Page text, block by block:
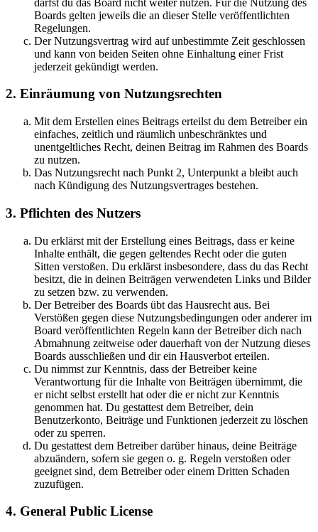
Boards gelten jeweils die an dieser Stelle veröffentlichten
Regelungen.
Der Nutzungsvertrag wird auf unbestimmte Zeit geschlossen
und kann von beiden Seiten ohne Einhaltung einer Frist
jederzeit gekündigt werden.
2. Einräumung von Nutzungsrechten
Mit dem Erstellen eines Beitrags erteilst du dem Betreiber ein
einfaches, zeitlich und räumlich unbeschränktes und
unentgeltliches Recht, deinen Beitrag im Rahmen des Boards
zu nutzen.
Das Nutzungsrecht nach Punkt 2, Unterpunkt a bleibt auch
nach Kündigung des Nutzungsvertrages bestehen.
3. Pflichten des Nutzers
Du erklärst mit der Erstellung eines Beitrags, dass er keine
Inhalte enthält, die gegen geltendes Recht oder die guten
Sitten verstoßen. Du erklärst insbesondere, dass du das Recht
besitzt, die in deinen Beiträgen verwendeten Links und Bilder
zu setzen bzw. zu verwenden.
Der Betreiber des Boards übt das Hausrecht aus. Bei
Verstößen gegen diese Nutzungsbedingungen oder anderer im
Board veröffentlichten Regeln kann der Betreiber dich nach
Abmahnung zeitweise oder dauerhaft von der Nutzung dieses
Boards ausschließen und dir ein Hausverbot erteilen.
Du nimmst zur Kenntnis, dass der Betreiber keine
Verantwortung für die Inhalte von Beiträgen übernimmt, die
er nicht selbst erstellt hat oder die er nicht zur Kenntnis
genommen hat. Du gestattest dem Betreiber, dein
Benutzerkonto, Beiträge und Funktionen jederzeit zu löschen
oder zu sperren.
Du gestattest dem Betreiber darüber hinaus, deine Beiträge
abzuändern, sofern sie gegen o. g. Regeln verstoßen oder
geeignet sind, dem Betreiber oder einem Dritten Schaden
zuzufügen.
4. General Public License